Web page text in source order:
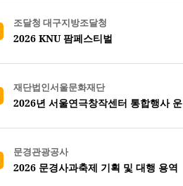
조달청 대구지방조달청
2026 KNU 팜페스티벌
재단법인서울문화재단
2026년 서울연극창작센터 통합행사
문경관광공사
2026 문경사과축제 기획 및 대행 용역